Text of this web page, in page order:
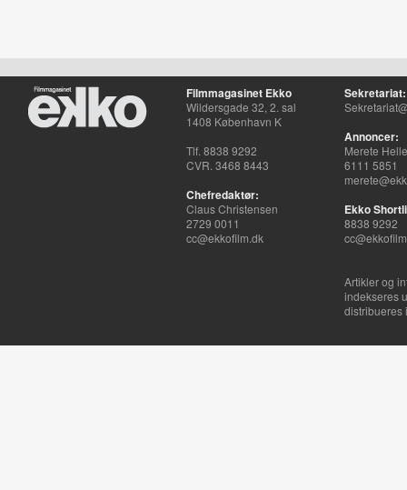
Filmmagasinet Ekko
Wildersgade 32, 2. sal
1408 København K
Tlf. 8838 9292
CVR. 3468 8443
Chefredaktør:
Claus Christensen
2729 0011
cc@ekkofilm.dk
Sekretariat:
Annoncer:
Merete
6111 5851
Ekko
8838 9292
Artikler og
indekseres
distribueres